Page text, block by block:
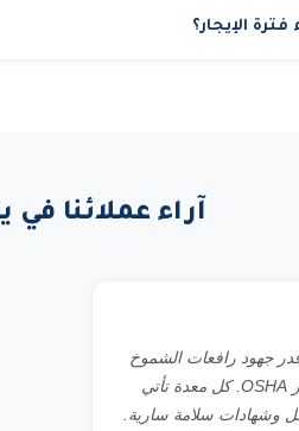
الإيجار؟
آراء عملائنا في
جهود رافعات الشموخ
في الالتزام بمعايير OSHA. كل معدة تأتي
وشهادات سلامة سارية.